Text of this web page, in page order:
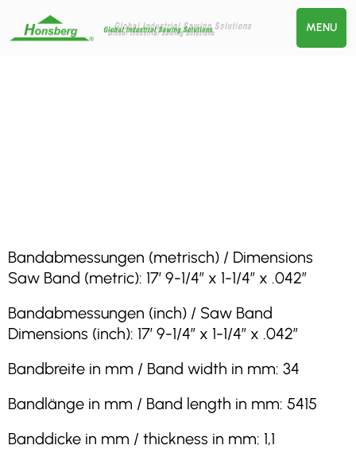
MENU
Bandabmessungen (metrisch) / Dimensions
Saw Band (metric): 17′ 9-1/4″ x 1-1/4″ x .042″
Bandabmessungen (inch) / Saw Band
Dimensions (inch): 17′ 9-1/4″ x 1-1/4″ x .042″
Bandbreite in mm / Band width in mm: 34
Bandlänge in mm / Band length in mm: 5415
Banddicke in mm / thickness in mm: 1,1